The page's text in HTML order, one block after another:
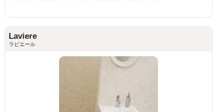
Laviere
ラビエール